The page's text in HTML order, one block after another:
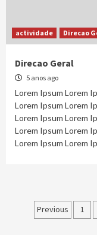
actividade Direcao
Direcao Geral
5 anos ago
Lorem Ipsum Lorem
Lorem Ipsum Lorem
Lorem Ipsum Lorem
Lorem Ipsum Lorem
Lorem Ipsum Lorem
Previous 1